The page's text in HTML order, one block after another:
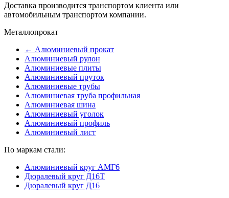
Доставка производится транспортом клиента или
автомобильным транспортом компании.
Металлопрокат
← Алюминиевый прокат
Алюминиевый рулон
Алюминиевые плиты
Алюминиевый пруток
Алюминиевые трубы
Алюминиевая труба профильная
Алюминиевая шина
Алюминиевый уголок
Алюминиевый профиль
Алюминиевый лист
По маркам стали:
Алюминиевый круг АМГ6
Дюралевый круг Д16Т
Дюралевый круг Д16